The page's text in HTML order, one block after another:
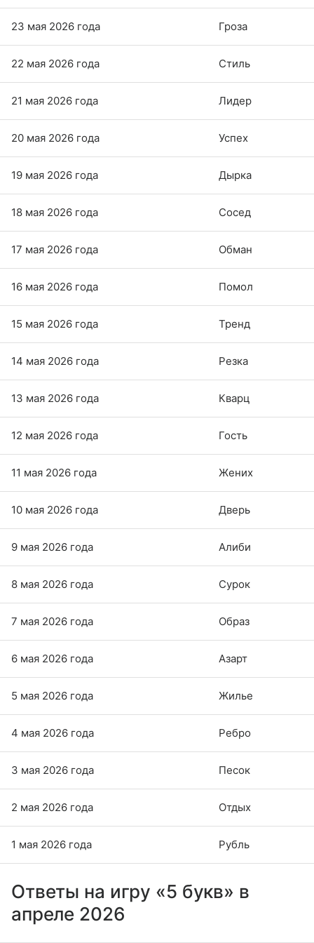
23 мая 2026 года Гроза
22 мая 2026 года Стиль
21 мая 2026 года Лидер
20 мая 2026 года Успех
19 мая 2026 года Дырка
18 мая 2026 года Сосед
17 мая 2026 года Обман
16 мая 2026 года Помол
15 мая 2026 года Тренд
14 мая 2026 года Резка
13 мая 2026 года Кварц
12 мая 2026 года Гость
11 мая 2026 года Жених
10 мая 2026 года Дверь
9 мая 2026 года Алиби
8 мая 2026 года Сурок
7 мая 2026 года Образ
6 мая 2026 года Азарт
5 мая 2026 года Жилье
4 мая 2026 года Ребро
3 мая 2026 года Песок
2 мая 2026 года Отдых
1 мая 2026 года Рубль
Ответы на игру «5 букв» в
апреле 2026